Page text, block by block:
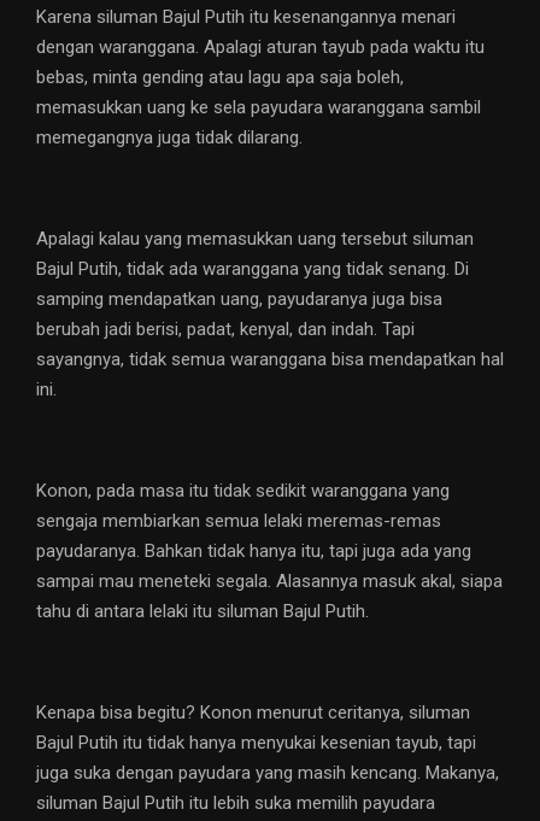
Karena siluman Bajul Putih itu kesenangannya menari
dengan waranggana. Apalagi aturan tayub pada waktu itu
bebas, minta gending atau lagu apa saja boleh,
memasukkan uang ke sela payudara waranggana sambil
memegangnya juga tidak dilarang.
Apalagi kalau yang memasukkan uang tersebut siluman
Bajul Putih, tidak ada waranggana yang tidak senang. Di
samping mendapatkan uang, payudaranya juga bisa
berubah jadi berisi, padat, kenyal, dan indah. Tapi
sayangnya, tidak semua waranggana bisa mendapatkan hal
ini.
Konon, pada masa itu tidak sedikit waranggana yang
sengaja membiarkan semua lelaki meremas-remas
payudaranya. Bahkan tidak hanya itu, tapi juga ada yang
sampai mau meneteki segala. Alasannya masuk akal, siapa
tahu di antara lelaki itu siluman Bajul Putih.
Kenapa bisa begitu? Konon menurut ceritanya, siluman
Bajul Putih itu tidak hanya menyukai kesenian tayub, tapi
juga suka dengan payudara yang masih kencang. Makanya,
siluman Bajul Putih itu lebih suka memilih payudara